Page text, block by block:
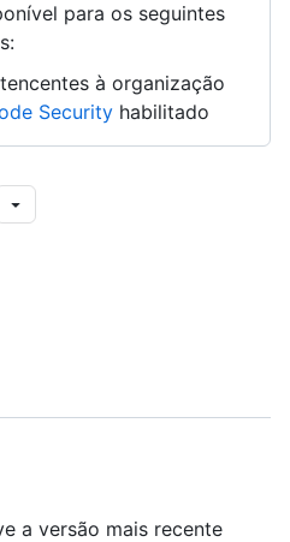
para os seguintes
à organização
Security habilitado
a versão mais recente